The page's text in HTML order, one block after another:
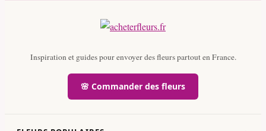
Inspiration et guides pour envoyer des fleurs partout en France.
🌸 Commander des fleurs